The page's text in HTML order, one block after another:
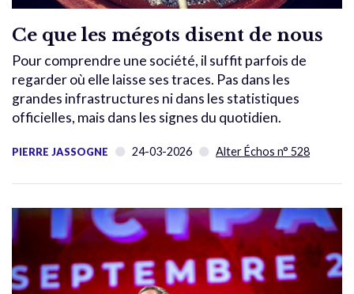
Ce que les mégots disent de nous
Pour comprendre une société, il suffit parfois de
regarder où elle laisse ses traces. Pas dans les
grandes infrastructures ni dans les statistiques
officielles, mais dans les signes du quotidien.
PIERRE JASSOGNE 24-03-2026 Alter Échos n° 528